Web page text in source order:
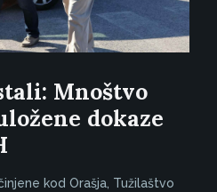
Mnoštvo
dokaze
kod Orašja, Tužilaštvo